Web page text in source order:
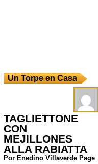
Un Torpe en Casa
TAGLIETTONE
CON
MEJILLONES
ALLA RABIATTA
Por Enedino Villaverde Page